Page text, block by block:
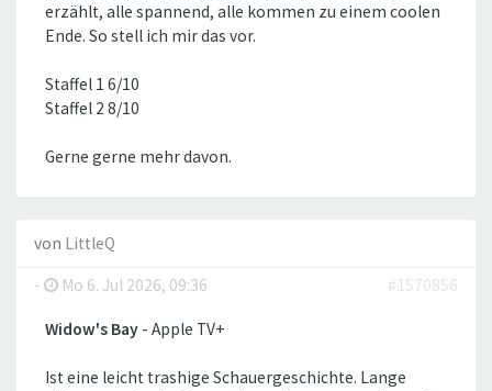
erzählt, alle spannend, alle kommen zu einem coolen
Ende. So stell ich mir das vor.
Staffel 1 6/10
Staffel 2 8/10
Gerne gerne mehr davon.
von LittleQ
-
Mo 6. Jul 2026, 09:36 #1570856
Widow's Bay - Apple TV+
Ist eine leicht trashige Schauergeschichte. Lange